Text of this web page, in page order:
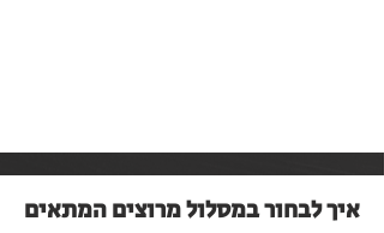
איך לבחור במסלול מרוצים המתאים